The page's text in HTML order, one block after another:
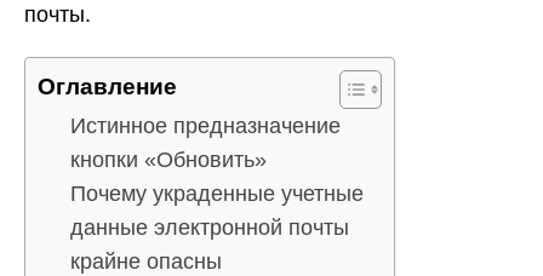
почты.
Оглавление
Истинное предназначение
кнопки «Обновить»
Почему украденные учетные
данные электронной почты
крайне опасны